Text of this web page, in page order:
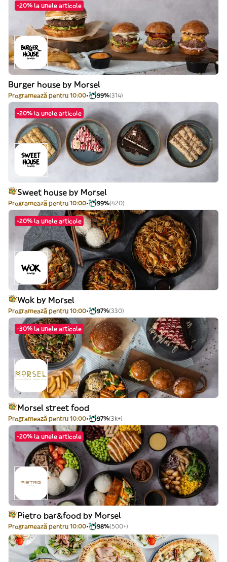
-20% la unele articole
Burger house by Morsel
Programează pentru 10:00 99%(314)
-20% la unele articole
Sweet house by Morsel
Programează pentru 10:00 99%(420)
-20% la unele articole
Wok by Morsel
Programează pentru 10:00 97%(330)
-30% la unele articole
Morsel street food
Programează pentru 10:00 97%(3k+)
-20% la unele articole
Pietro bar&food by Morsel
Programează pentru 10:00 98%(500+)